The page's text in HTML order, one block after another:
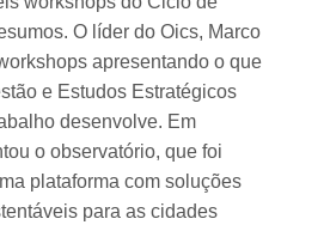
O líder do Oics, Marco
apresentando o que
e Estudos Estratégicos
desenvolve. Em
o observatório, que foi
plataforma com soluções
para as cidades